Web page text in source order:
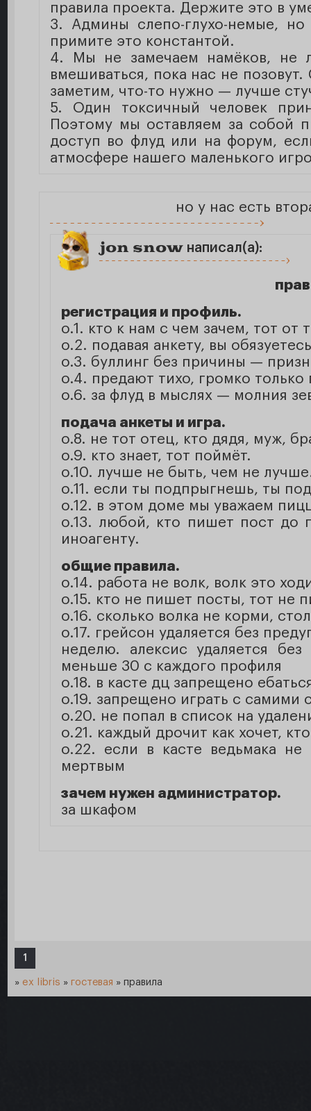
правила проекта. Держите это в
3. Админы слепо-глухо-немые,
примите это константой.
4. Мы не замечаем намёков, не
вмешиваться, пока нас не
заметим, что-то нужно — лучше
5. Один токсичный человек
Поэтому мы оставляем за собой
доступ во флуд или на форум,
атмосфере нашего маленького
но у нас есть
jon snow написал(а):
регистрация и профиль.
о.1. кто к нам с чем зачем, тот от
о.2. подавая анкету, вы
о.3. буллинг без причины —
о.4. предают тихо, громко только
о.6. за флуд в мыслях — молния
подача анкеты и игра.
о.8. не тот отец, кто дядя, муж,
о.9. кто знает, тот поймёт.
о.10. лучше не быть, чем не
о.11. если ты подпрыгнешь, ты
о.12. в этом доме мы уважаем
о.13. любой, кто пишет пост до
иноагенту.
общие правила.
о.14. работа не волк, волк это
о.15. кто не пишет посты, тот не
о.16. сколько волка не корми,
о.17. грейсон удаляется без
неделю. алексис удаляется
меньше 30 с каждого профиля
о.18. в касте дц запрещено
о.19. запрещено играть с самими
о.20. не попал в список на
о.21. каждый дрочит как хочет,
о.22. если в касте ведьмака не
мертвым
зачем нужен администратор.
за шкафом
1
» ex libris » гостевая » правила